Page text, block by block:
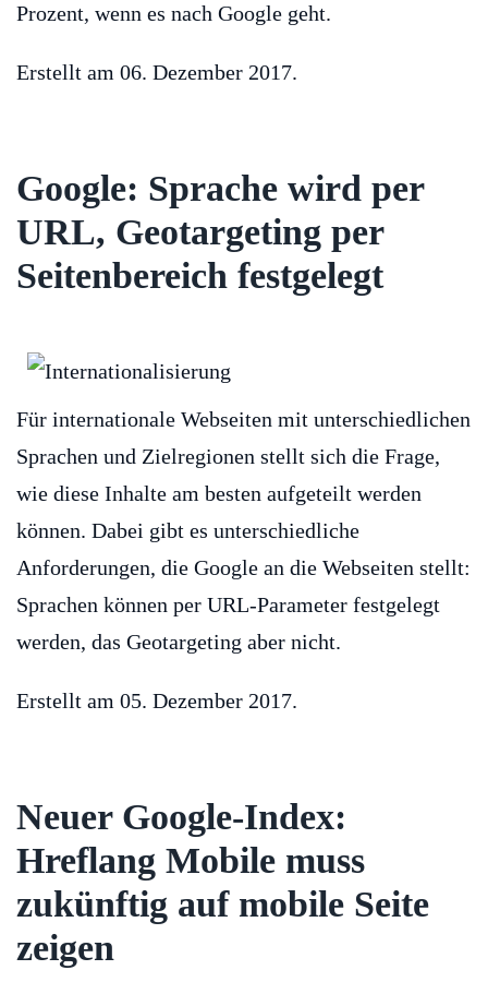
Prozent, wenn es nach Google geht.
Erstellt am 06. Dezember 2017.
Google: Sprache wird per
URL, Geotargeting per
Seitenbereich festgelegt
Für internationale Webseiten mit unterschiedlichen
Sprachen und Zielregionen stellt sich die Frage,
wie diese Inhalte am besten aufgeteilt werden
können. Dabei gibt es unterschiedliche
Anforderungen, die Google an die Webseiten stellt:
Sprachen können per URL-Parameter festgelegt
werden, das Geotargeting aber nicht.
Erstellt am 05. Dezember 2017.
Neuer Google-Index:
Hreflang Mobile muss
zukünftig auf mobile Seite
zeigen